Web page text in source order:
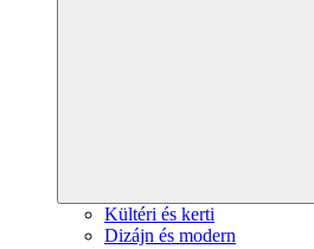
Kültéri és kerti
Dizájn és modern